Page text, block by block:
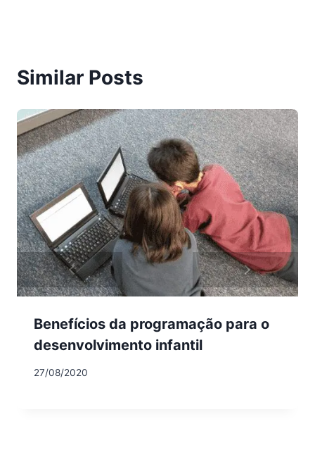
Similar Posts
Benefícios da programação para o
desenvolvimento infantil
27/08/2020